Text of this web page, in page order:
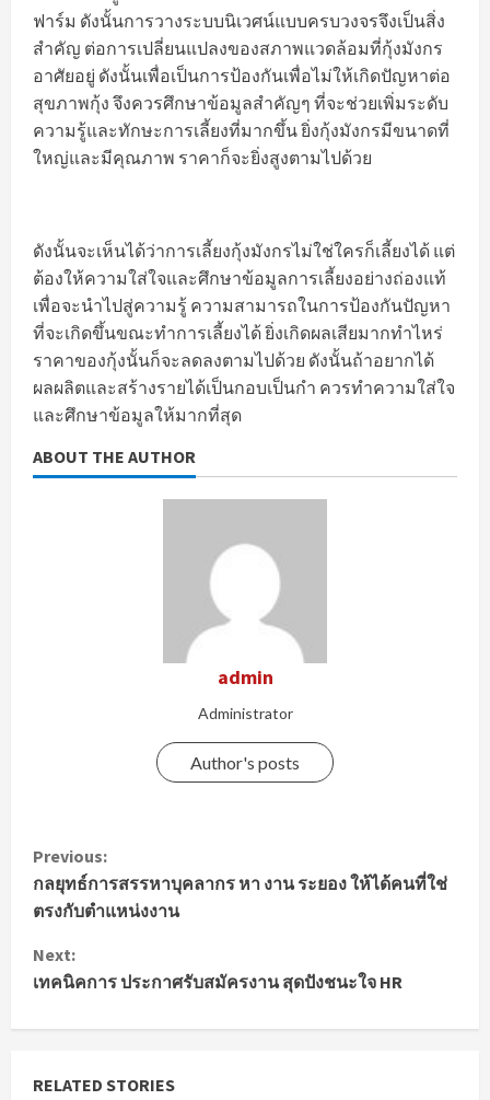
ฟาร์ม ดังนั้นการวางระบบนิเวศน์แบบครบวงจรจึงเป็นสิ่ง
สำคัญ ต่อการเปลี่ยนแปลงของสภาพแวดล้อมที่กุ้งมังกร
อาศัยอยู่ ดังนั้นเพื่อเป็นการป้องกันเพื่อไม่ให้เกิดปัญหาต่อ
สุขภาพกุ้ง จึงควรศึกษาข้อมูลสำคัญๆ ที่จะช่วยเพิ่มระดับ
ความรู้และทักษะการเลี้ยงที่มากขึ้น ยิ่งกุ้งมังกรมีขนาดที่
ใหญ่และมีคุณภาพ ราคาก็จะยิ่งสูงตามไปด้วย
ดังนั้นจะเห็นได้ว่าการเลี้ยงกุ้งมังกรไม่ใช่ใครก็เลี้ยงได้ แต่
ต้องให้ความใส่ใจและศึกษาข้อมูลการเลี้ยงอย่างถ่องแท้
เพื่อจะนำไปสู่ความรู้ ความสามารถในการป้องกันปัญหา
ที่จะเกิดขึ้นขณะทำการเลี้ยงได้ ยิ่งเกิดผลเสียมากทำไหร่
ราคาของกุ้งนั้นก็จะลดลงตามไปด้วย ดังนั้นถ้าอยากได้
ผลผลิตและสร้างรายได้เป็นกอบเป็นกำ ควรทำความใส่ใจ
และศึกษาข้อมูลให้มากที่สุด
ABOUT THE AUTHOR
admin
Administrator
Author's posts
C
o
n
t
i
n
Previous:
กลยุทธ์การสรรหาบุคลากร หา งาน ระยอง ให้ได้คนที่ใช่
ตรงกับตำแหน่งงาน
Next:
เทคนิคการ ประกาศรับสมัครงาน สุดปังชนะใจ HR
RELATED STORIES